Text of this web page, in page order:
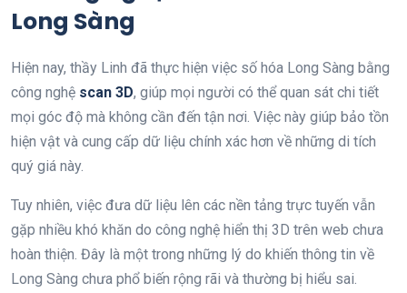
Long Sàng
Hiện nay, thầy Linh đã thực hiện việc số hóa Long Sàng bằng
công nghệ scan 3D, giúp mọi người có thể quan sát chi tiết
mọi góc độ mà không cần đến tận nơi. Việc này giúp bảo tồn
hiện vật và cung cấp dữ liệu chính xác hơn về những di tích
quý giá này.
Tuy nhiên, việc đưa dữ liệu lên các nền tảng trực tuyến vẫn
gặp nhiều khó khăn do công nghệ hiển thị 3D trên web chưa
hoàn thiện. Đây là một trong những lý do khiến thông tin về
Long Sàng chưa phổ biến rộng rãi và thường bị hiểu sai.